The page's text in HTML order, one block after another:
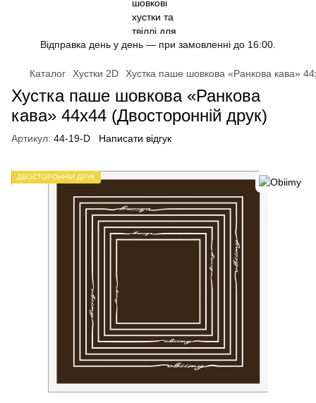
Відправка день у день — при замовленні до 16:00.
Каталог Хустки 2D Хустка паше шовкова «Ранкова кава»
Хустка паше шовкова «Ранкова
кава» 44х44 (Двосторонній друк)
Артикул: 44-19-D Написати відгук
ДВОСТОРОННІЙ ДРУК